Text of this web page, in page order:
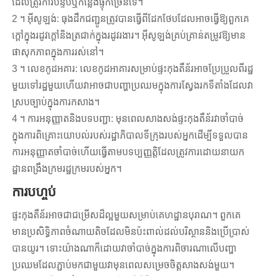
ដែលត្រូវការបន្ទប់ឬកន្លែងផ្ទុកច្រើនទេ។
2 ។ អ៊ីសូឡង់: ធុងដឹកជញ្ជូនត្រូវបានធ្វើពីដែកថែបដែលអាចធ្វើឱ្យពួកគេ
ក្តៅក្នុងរដូវក្តៅនិងត្រជាក់ក្នុងរដូវរងារ។ អ៊ីសូឡង់គ្រប់គ្រាន់តម្រូវឱ្យមាន
ផាសុកភាពក្នុងការរស់នៅ។
3 ។ លេខកូដអគារ: លេខកូដអាគារសម្រាប់ផ្ទះកុងតឺន័រអាចប្រែប្រួលពីរដ្ឋ
មួយទៅរដ្ឋមួយហើយវាអាចជាបញ្ហាប្រឈមក្នុងការស្វែងរកទីតាំងដែលវា
ស្របច្បាប់ក្នុងការកសាង។
4 ។ ការអនុញ្ញាតនិងបទបញ្ជា: មុនពេលសាងសង់ផ្ទះកុងតឺន័រវាចាំបាច់
ក្នុងការពិគ្រោះយោបល់របស់រដ្ឋាភិបាលទីក្រុងរបស់អ្នកដើម្បីទទួលបាន
ការអនុញ្ញាតចាំបាច់ហើយធ្វើតាមបទប្បញ្ញត្តិដែលត្រូវការដោយនាយក
ដ្ឋានពង្រឹងក្រមរដ្ឋក្រមរបស់អ្នក។
ការបហ្ចប់
ផ្ទះកុងតឺន័រអាចជាជម្រើសដ៏ល្អមួយសម្រាប់គេហដ្ឋានបុរាណ។ ពួកគេ
មានប្រសិទ្ធិភាពចំណាយតិចដែលមិនប៉ះពាល់ដល់បរិស្ថាននិងប្រើប្រាស់
បានយូរ។ ទោះយ៉ាងណាក៏ដោយវាចាំបាច់ក្នុងការពិចារណាលើបញ្ហា
ប្រឈមដែលភ្ជាប់មកជាមួយវាមុនពេលសម្រេចចិត្តសាងសង់មួយ។